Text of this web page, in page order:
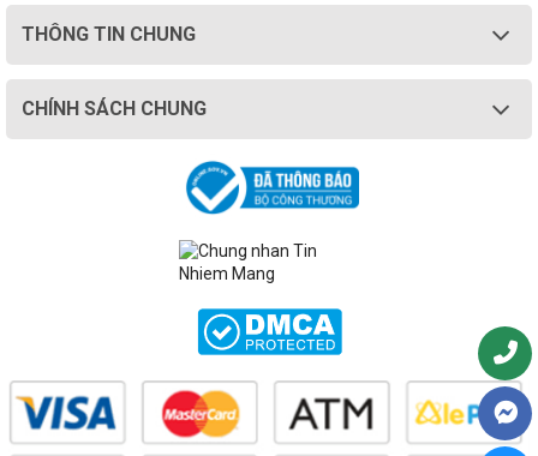
THÔNG TIN CHUNG
CHÍNH SÁCH CHUNG